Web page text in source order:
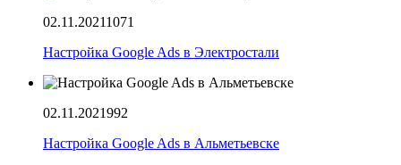
02.11.20211071
Настройка Google Ads в Электростали
02.11.2021992
Настройка Google Ads в Альметьевске